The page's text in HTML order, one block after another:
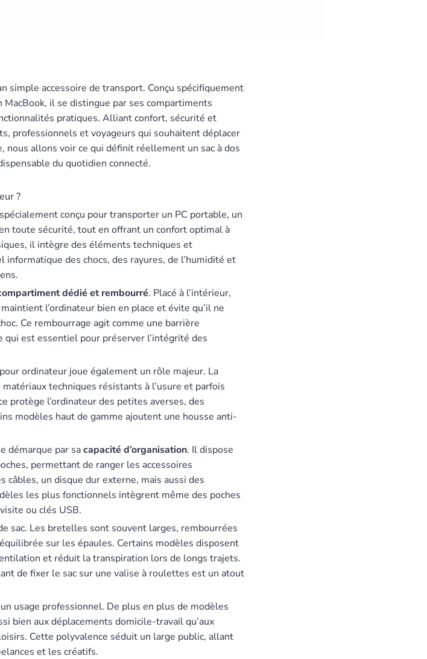
simple accessoire de transport. Conçu spécifiquement
il se distingue par ses compartiments
pratiques. Alliant confort, sécurité et
professionnels et voyageurs qui souhaitent déplacer
allons voir ce qui définit réellement un sac à dos
du quotidien connecté.
?
conçu pour transporter un PC portable, un
toute sécurité, tout en offrant un confort optimal à
il intègre des éléments techniques et
des chocs, des rayures, de l’humidité et
dédié et rembourré. Placé à l’intérieur,
l’ordinateur bien en place et évite qu’il ne
Ce rembourrage agit comme une barrière
est essentiel pour préserver l’intégrité des
ordinateur joue également un rôle majeur. La
techniques résistants à l’usure et parfois
protège l’ordinateur des petites averses, des
modèles haut de gamme ajoutent une housse anti-
démarque par sacapacité d’organisation. Il dispose
permettant de ranger les accessoires
câbles, un disque dur externe, mais aussi des
les plus fonctionnels intègrent même des poches
ou clés USB.
sac. Les bretelles sont souvent larges, rembourrées
sur les épaules. Certains modèles disposent
et réduit la transpiration lors de longs trajets.
de fixer le sac sur une valise à roulettes est un atout
usage professionnel. De plus en plus de modèles
bien aux déplacements domicile-travail qu’aux
Cette polyvalence séduit un large public, allant
et les créatifs.